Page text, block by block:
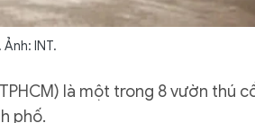
INT.
là một trong 8 vườn thú
phố.